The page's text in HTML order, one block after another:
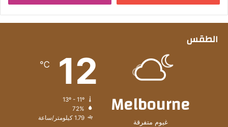
الطقس
Melbourne
غيوم متفرقة
12
℃
72%
1.79 كيلومتر/ساعة